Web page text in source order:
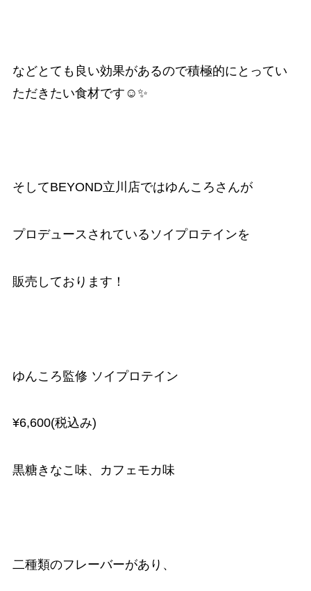
などとても良い効果があるので積極的にとってい
ただきたい食材です☺️✨
そしてBEYOND立川店ではゆんころさんが
プロデュースされているソイプロテインを
販売しております！
ゆんころ監修 ソイプロテイン
¥6,600(税込み)
黒糖きなこ味、カフェモカ味
二種類のフレーバーがあり、